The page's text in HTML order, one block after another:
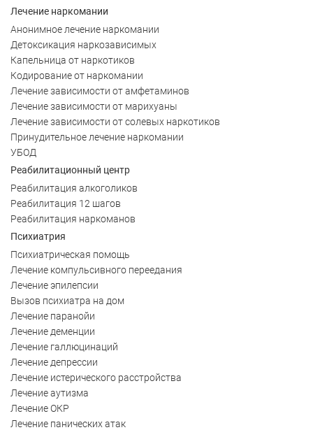
Лечение наркомании
Анонимное лечение наркомании
Детоксикация наркозависимых
Капельница от наркотиков
Кодирование от наркомании
Лечение зависимости от амфетаминов
Лечение зависимости от марихуаны
Лечение зависимости от солевых наркотиков
Принудительное лечение наркомании
УБОД
Реабилитационный центр
Реабилитация алкоголиков
Реабилитация 12 шагов
Реабилитация наркоманов
Психиатрия
Психиатрическая помощь
Лечение компульсивного переедания
Лечение эпилепсии
Вызов психиатра на дом
Лечение паранойи
Лечение деменции
Лечение галлюцинаций
Лечение депрессии
Лечение истерического расстройства
Лечение аутизма
Лечение ОКР
Лечение панических атак